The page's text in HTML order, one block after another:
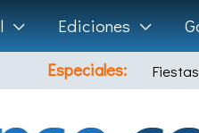
Ediciones
Especiales: